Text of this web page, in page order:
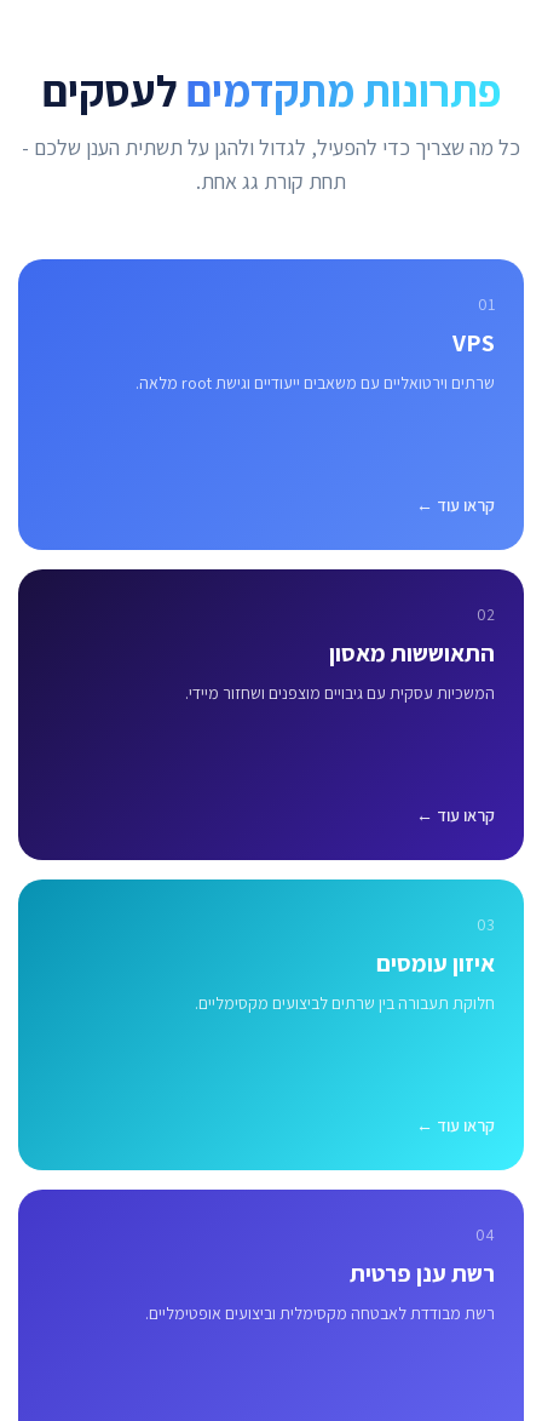
פתרונות מתקדמיםלעסקים
כל מה שצריך כדי להפעיל, לגדול ולהגן על תשתית הענן שלכם -
תחת קורת גג אחת.
01
VPS
שרתים וירטואליים עם משאבים ייעודיים וגישת root מלאה.
קראו עוד ←
02
התאוששות מאסון
המשכיות עסקית עם גיבויים מוצפנים ושחזור מיידי.
קראו עוד ←
03
איזון עומסים
חלוקת תעבורה בין שרתים לביצועים מקסימליים.
קראו עוד ←
04
רשת ענן פרטית
רשת מבודדת לאבטחה מקסימלית וביצועים אופטימליים.